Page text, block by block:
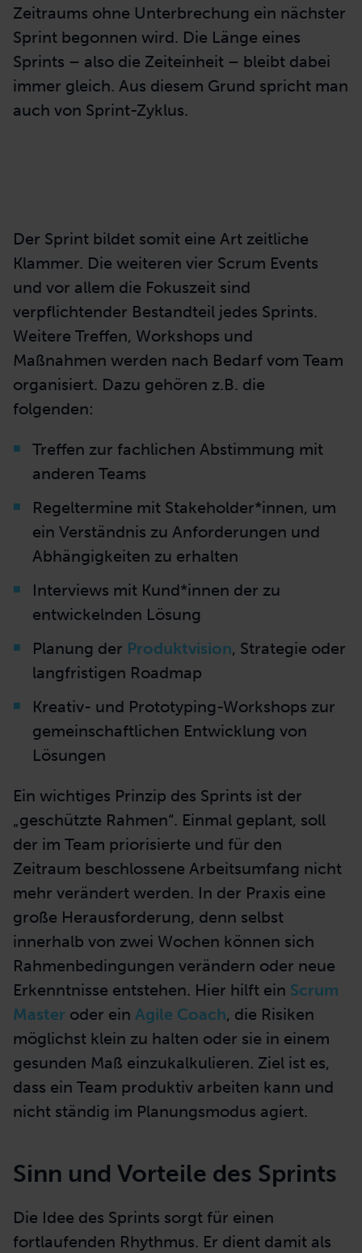
Zeitraums ohne Unterbrechung ein nächster
Sprint begonnen wird. Die Länge eines
Sprints – also die Zeiteinheit – bleibt dabei
immer gleich. Aus diesem Grund spricht man
auch von Sprint-Zyklus.
Der Sprint bildet somit eine Art zeitliche
Klammer. Die weiteren vier Scrum Events
und vor allem die Fokuszeit sind
verpflichtender Bestandteil jedes Sprints.
Weitere Treffen, Workshops und
Maßnahmen werden nach Bedarf vom Team
organisiert. Dazu gehören z.B. die
folgenden:
Treffen zur fachlichen Abstimmung mit
anderen Teams
Regeltermine mit Stakeholder*innen, um
ein Verständnis zu Anforderungen und
Abhängigkeiten zu erhalten
Interviews mit Kund*innen der zu
entwickelnden Lösung
Planung der Produktvision, Strategie oder
langfristigen Roadmap
Kreativ- und Prototyping-Workshops zur
gemeinschaftlichen Entwicklung von
Lösungen
Ein wichtiges Prinzip des Sprints ist der
„geschützte Rahmen“. Einmal geplant, soll
der im Team priorisierte und für den
Zeitraum beschlossene Arbeitsumfang nicht
mehr verändert werden. In der Praxis eine
große Herausforderung, denn selbst
innerhalb von zwei Wochen können sich
Rahmenbedingungen verändern oder neue
Erkenntnisse entstehen. Hier hilft ein Scrum
Master oder ein Agile Coach, die Risiken
möglichst klein zu halten oder sie in einem
gesunden Maß einzukalkulieren. Ziel ist es,
dass ein Team produktiv arbeiten kann und
nicht ständig im Planungsmodus agiert.
Sinn und Vorteile des Sprints
Die Idee des Sprints sorgt für einen
fortlaufenden Rhythmus. Er dient damit als